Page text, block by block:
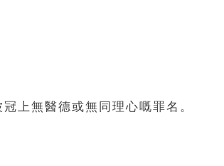
上無醫德或無同理心嘅罪名。